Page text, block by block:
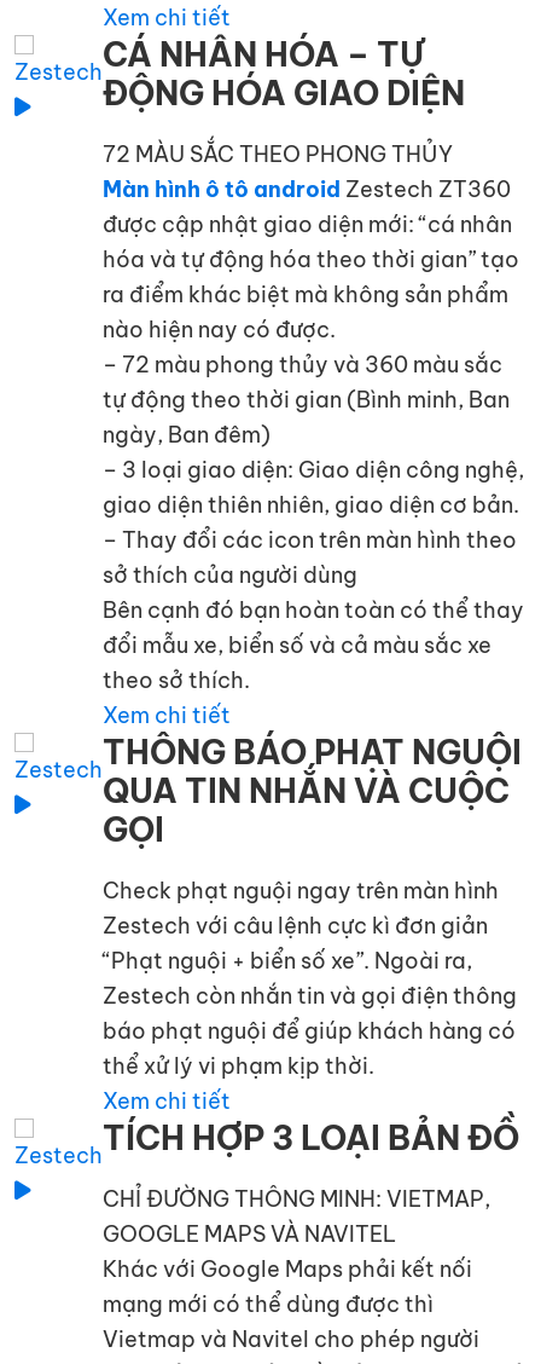
Xem chi tiết
CÁ NHÂN HÓA – TỰ
ĐỘNG HÓA GIAO DIỆN
72 MÀU SẮC THEO PHONG THỦY
Màn hình ô tô android Zestech ZT360
được cập nhật giao diện mới: “cá nhân
hóa và tự động hóa theo thời gian” tạo
ra điểm khác biệt mà không sản phẩm
nào hiện nay có được.
– 72 màu phong thủy và 360 màu sắc
tự động theo thời gian (Bình minh, Ban
ngày, Ban đêm)
– 3 loại giao diện: Giao diện công nghệ,
giao diện thiên nhiên, giao diện cơ bản.
– Thay đổi các icon trên màn hình theo
sở thích của người dùng
Bên cạnh đó bạn hoàn toàn có thể thay
đổi mẫu xe, biển số và cả màu sắc xe
theo sở thích.
Xem chi tiết
THÔNG BÁO PHẠT NGUỘI
QUA TIN NHẮN VÀ CUỘC
GỌI
Check phạt nguội ngay trên màn hình
Zestech với câu lệnh cực kì đơn giản
“Phạt nguội + biển số xe”. Ngoài ra,
Zestech còn nhắn tin và gọi điện thông
báo phạt nguội để giúp khách hàng có
thể xử lý vi phạm kịp thời.
Xem chi tiết
TÍCH HỢP 3 LOẠI BẢN ĐỒ
CHỈ ĐƯỜNG THÔNG MINH: VIETMAP,
GOOGLE MAPS VÀ NAVITEL
Khác với Google Maps phải kết nối
mạng mới có thể dùng được thì
Vietmap và Navitel cho phép người